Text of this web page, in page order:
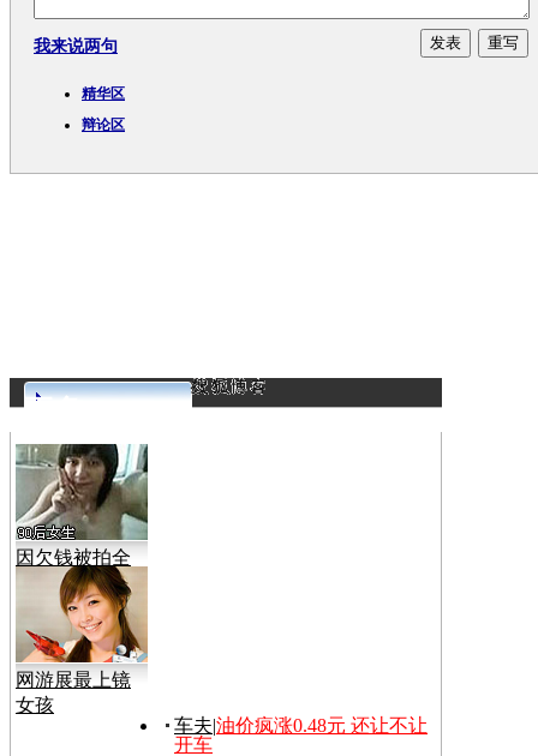
我来说两句
精华区
辩论区
更多>>
因欠钱被拍全
裸视频
网游展最上镜
女孩
车夫|油价疯涨0.48元 还让不让
开车